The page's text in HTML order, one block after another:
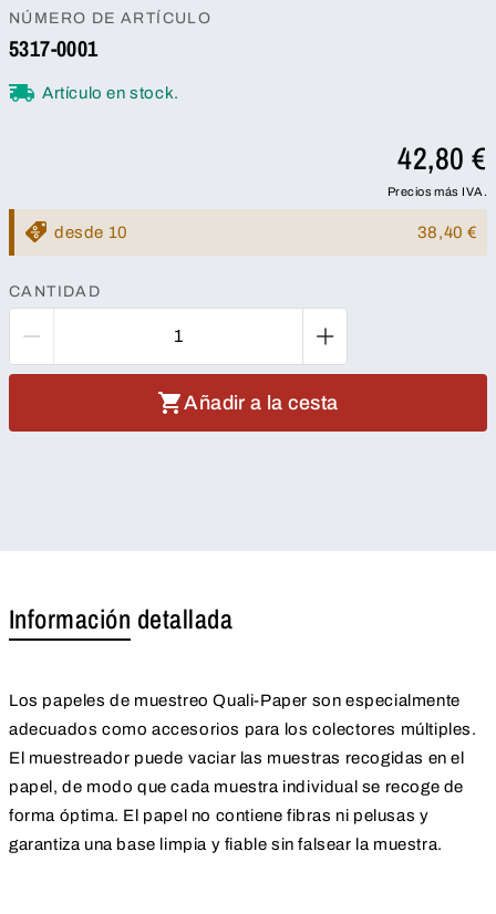
NÚMERO DE ARTÍCULO
5317-0001
Artículo en stock.
42,80 €
Precios más IVA.
desde 10 38,40 €
CANTIDAD
Añadir a la cesta
Información detallada
Los papeles de muestreo Quali-Paper son especialmente
adecuados como accesorios para los colectores múltiples.
El muestreador puede vaciar las muestras recogidas en el
papel, de modo que cada muestra individual se recoge de
forma óptima. El papel no contiene fibras ni pelusas y
garantiza una base limpia y fiable sin falsear la muestra.